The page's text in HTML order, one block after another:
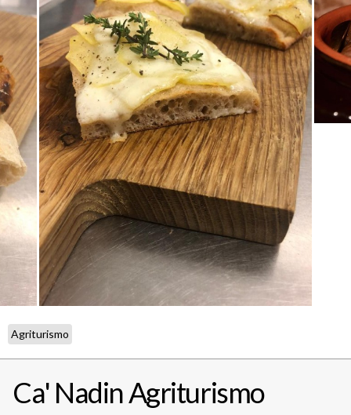
Agriturismo
Ca' Nadin Agriturismo